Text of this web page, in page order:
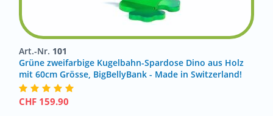
Art.-Nr. 101
Grüne zweifarbige Kugelbahn-Spardose Dino aus Holz
mit 60cm Grösse, BigBellyBank - Made in Switzerland!
CHF 159.90